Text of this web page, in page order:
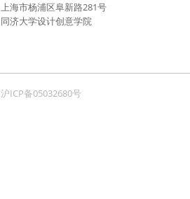
上海市杨浦区阜新路281号
同济大学设计创意学院
沪ICP备05032680号